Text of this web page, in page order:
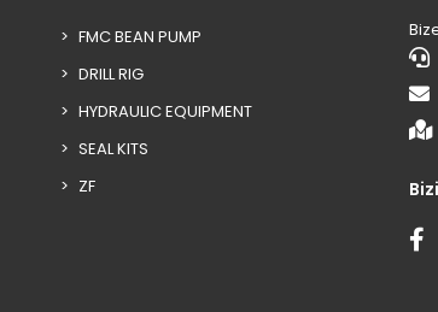
FMC BEAN PUMP
DRILL RIG
HYDRAULIC EQUIPMENT
SEAL KITS
ZF